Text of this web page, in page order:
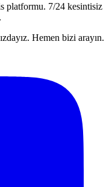
platformu. 7/24 kesintisiz
Hemen bizi arayın.